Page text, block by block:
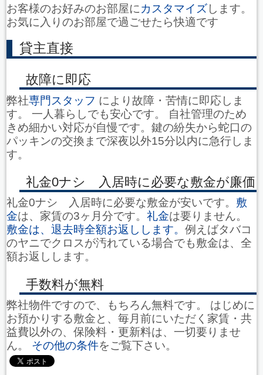
お客様のお好みのお部屋にカスタマイズします。
お気に入りのお部屋で過ごせたら快適です
貸主直接
故障に即応
弊社専門スタッフ により故障・苦情に即応しま
す。 一人暮らしでも安心です。 自社管理のため
きめ細かい対応が自慢です。鍵の紛失から蛇口の
パッキンの交換まで深夜以外15分以内に急行しま
す。
礼金0ナシ 入居時に必要な敷金が廉価
礼金0ナシ 入居時に必要な敷金が安いです。 敷
金は、家賃の3ヶ月分です。 礼金は要りません。
敷金は、退去時全額お返しします。 例えばタバコ
のヤニでクロスが汚れている場合でも敷金は、全
額お返しします。
手数料が無料
弊社物件ですので、もちろん無料です。 はじめに
お預かりする敷金と、毎月前にいただく家賃・共
益費以外の、保険料・更新料は、一切要りませ
ん。 その他の条件をご覧下さい。